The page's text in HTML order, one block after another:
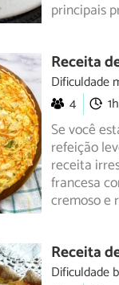
principais
Receita
Dificuldade
4
Se você
refeição
receita
francesa
cremoso e
Receita
Dificuldade